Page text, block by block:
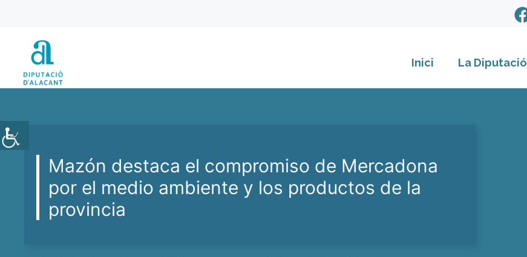
contingut
Inici La Diputació
Mazón destaca el compromiso de Mercadona
por el medio ambiente y los productos de la
provincia